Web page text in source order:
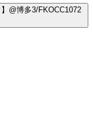
@博多3/FKOCC1072